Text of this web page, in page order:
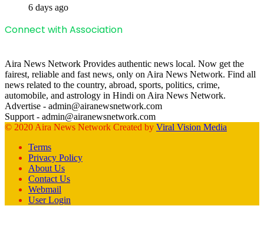
6 days ago
Connect with Association
Aira News Network Provides authentic news local. Now get the
fairest, reliable and fast news, only on Aira News Network. Find all
news related to the country, abroad, sports, politics, crime,
automobile, and astrology in Hindi on Aira News Network.
Advertise - admin@airanewsnetwork.com
Support - admin@airanewsnetwork.com
© 2020 Aira News Network Created by Viral Vision Media
Terms
Privacy Policy
About Us
Contact Us
Webmail
User Login